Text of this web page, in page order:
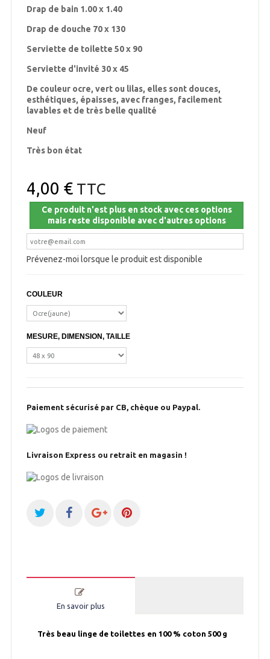
Drap de bain 1.00 x 1.40
Drap de douche 70 x 130
Serviette de toilette 50 x 90
Serviette d'invité 30 x 45
De couleur ocre, vert ou lilas, elles sont douces,
esthétiques, épaisses, avec franges, facilement
lavables et de très belle qualité
Neuf
Très bon état
4,00 €TTC
Ce produit n'est plus en stock avec ces options
mais reste disponible avec d'autres options
Prévenez-moi lorsque le produit est disponible
COULEUR
MESURE, DIMENSION, TAILLE
Paiement sécurisé par CB, chèque ou Paypal.
Livraison Express ou retrait en magasin !
En savoir plus
Très beau linge de toilettes en 100 % coton 500 g